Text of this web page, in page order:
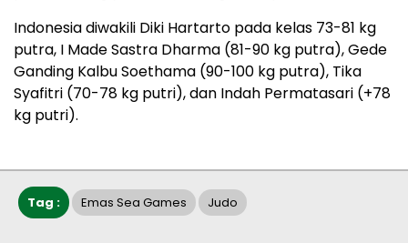
Indonesia diwakili Diki Hartarto pada kelas 73-81 kg
putra, I Made Sastra Dharma (81-90 kg putra), Gede
Ganding Kalbu Soethama (90-100 kg putra), Tika
Syafitri (70-78 kg putri), dan Indah Permatasari (+78
kg putri).
Tag : Emas Sea Games Judo